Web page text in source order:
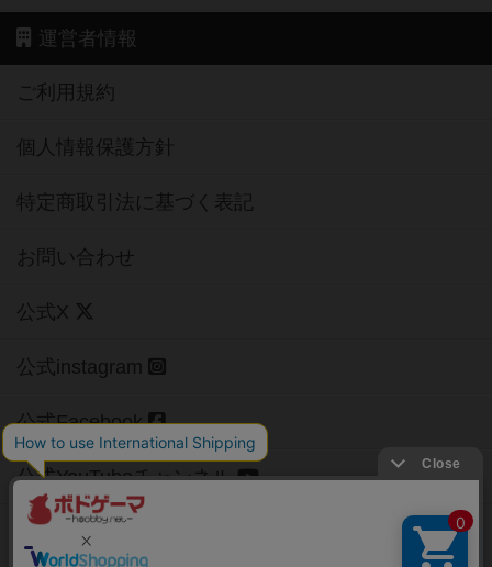
運営者情報
ご利用規約
個人情報保護方針
特定商取引法に基づく表記
お問い合わせ
公式X
公式instagram
公式Facebook
公式YouTubeチャンネル